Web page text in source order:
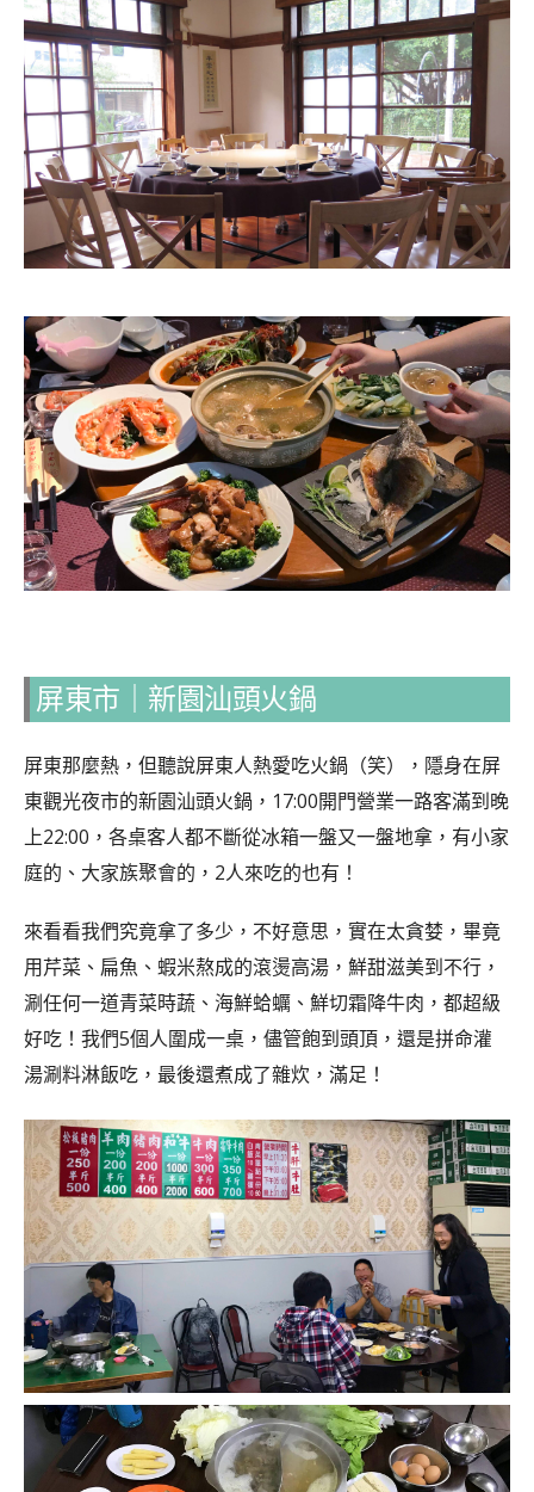
屏東市 新園汕頭火鍋
屏東那麼熱，但聽說屏東人熱愛吃火鍋（笑），隱身在屏
東觀光夜市的新園汕頭火鍋，17:00開門營業一路客滿到晚
上22:00，各桌客人都不斷從冰箱一盤又一盤地拿，有小家
庭的、大家族聚會的，2人來吃的也有！
來看看我們究竟拿了多少，不好意思，實在太貪婪，畢竟
用芹菜、扁魚、蝦米熬成的滾燙高湯，鮮甜滋美到不行，
涮任何一道青菜時蔬、海鮮蛤蠣、鮮切霜降牛肉，都超級
好吃！我們5個人圍成一桌，儘管飽到頭頂，還是拼命灌
湯涮料淋飯吃，最後還煮成了雜炊，滿足！